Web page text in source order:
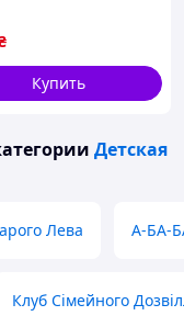
Купить
Детская
Лева А-БА-
Клуб Сімейного